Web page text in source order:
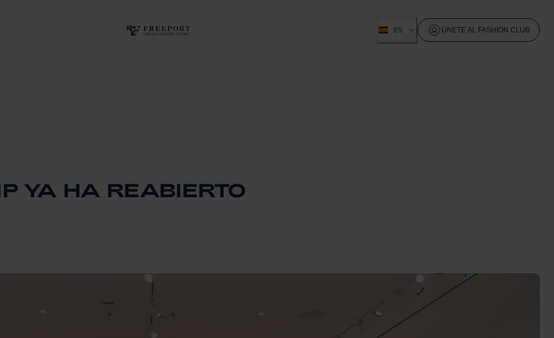
ES ÚNETE AL FASHION CLUB
YA HA REABIERTO